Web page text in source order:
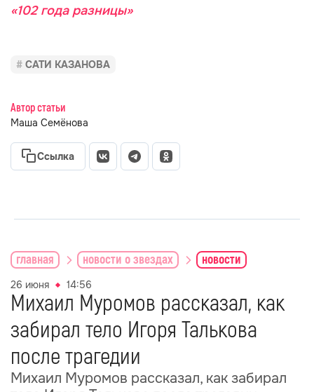
«102 года разницы»
САТИ КАЗАНОВА
Автор статьи
Маша Семёнова
Ссылка
главная новости о звездах новости
26 июня 14:56
Михаил Муромов рассказал, как
забирал тело Игоря Талькова
после трагедии
Михаил Муромов рассказал, как забирал